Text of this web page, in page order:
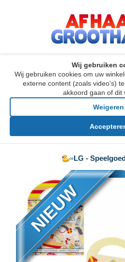
Wij gebruiken
Wij gebruiken cookies om uw
externe content (zoals video's)
akkoord gaan of dit
Weigeren
»LG -
NIEUW